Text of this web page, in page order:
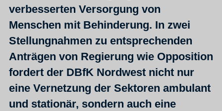
verbesserten Versorgung von
Menschen mit Behinderung. In zwei
Stellungnahmen zu entsprechenden
Anträgen von Regierung wie Opposition
fordert der DBfK Nordwest nicht nur
eine Vernetzung der Sektoren ambulant
und stationär, sondern auch eine